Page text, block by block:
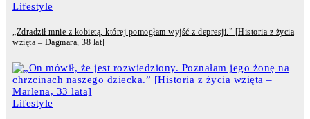
Lifestyle
„Zdradził mnie z kobietą, której pomogłam wyjść z depresji.” [Historia z życia
wzięta – Dagmara, 38 lat]
Lifestyle